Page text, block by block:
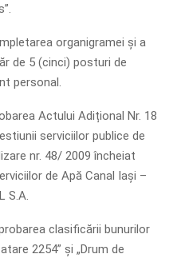
organigramei și a
de 5 (cinci) posturi de
personal.
Actului Adițional Nr. 18
serviciilor publice de
nr. 48/ 2009 încheiat
de Apă Canal Iași –
S.A.
clasificării bunurilor
2254” și „Drum de